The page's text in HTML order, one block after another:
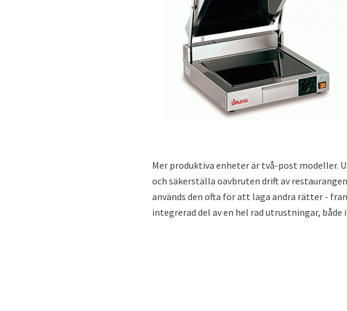
Mer produktiva enheter är två-post modeller.
och säkerställa oavbruten drift av
används den ofta för att laga andra rätter -
integrerad del av en hel rad utrustningar,